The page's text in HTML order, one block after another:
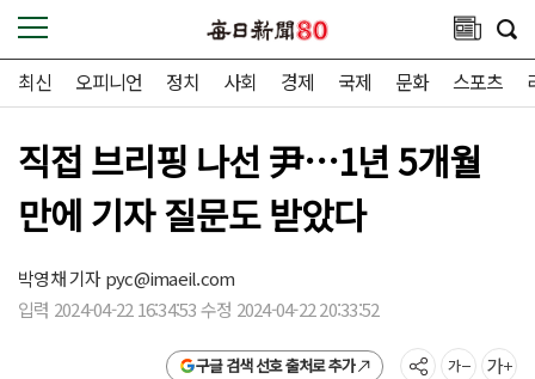
최신 오피니언 정치 사회 경제 국제 문화 스포츠
직접 브리핑 나선 尹…1년 5개월
만에 기자 질문도 받았다
박영채 기자pyc@imaeil.com
입력 2024-04-22 16:34:53 수정 2024-04-22 20:33:52
구글 검색 선호 출처로 추가